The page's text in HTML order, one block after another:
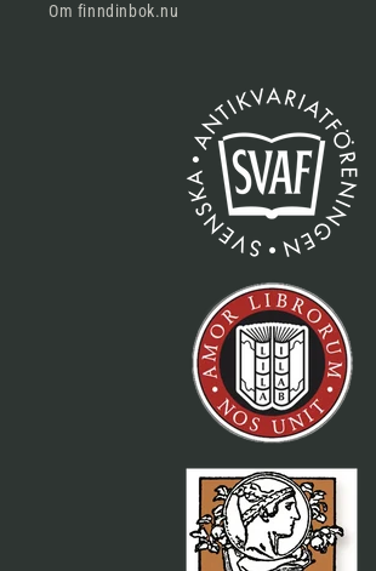
Om finndinbok.nu